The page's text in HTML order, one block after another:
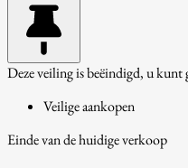
Deze veiling is beëindigd, u kunt
Veilige aankopen
Einde van de huidige verkoop